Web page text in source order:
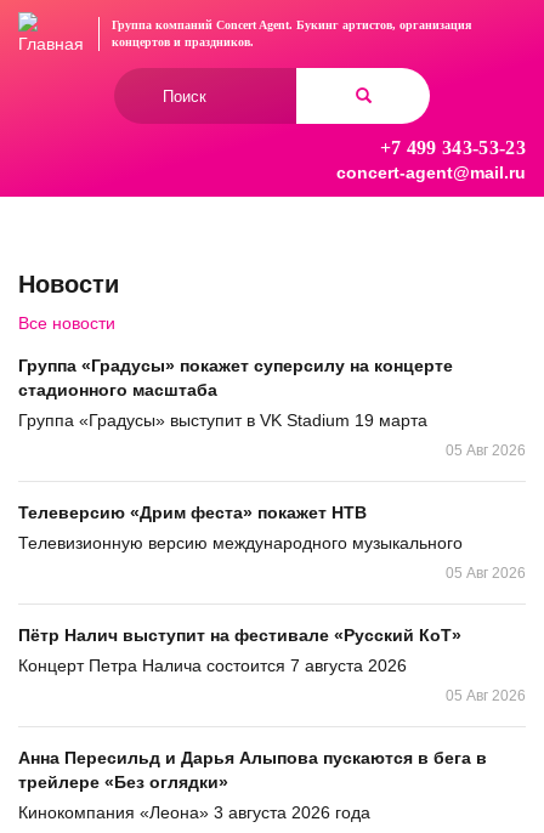
Перейти
Группа компаний Concert Agent. Букинг артистов, организация
концертови праздников.
+7 499 343-53-23
concert-agent@mail.ru
Новости
Все новости
Группа «Градусы» покажет суперсилу на концерте
стадионного масштаба
Группа «Градусы» выступит в VK Stadium 19 марта
05 Авг 2026
Телеверсию «Дрим феста» покажет НТВ
Телевизионную версию международного музыкального
05 Авг 2026
Пётр Налич выступит на фестивале «Русский КоТ»
Концерт Петра Налича состоится 7 августа 2026
05 Авг 2026
Анна Пересильд и Дарья Алыпова пускаются в бега в
трейлере «Без оглядки»
Кинокомпания «Леона» 3 августа 2026 года